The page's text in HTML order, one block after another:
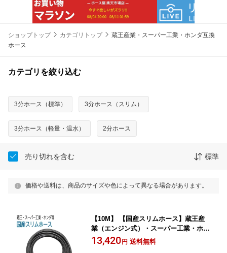
ショップトップ カテゴリトップ
蔵王産業・スーパー工業・ホンダ互換
ホース
カテゴリを絞り込む
3分ホース（標準） 3分ホース（スリム）
3分ホース（軽量・温水） 2分ホース
売り切れを含む 標準
価格や送料は、商品のサイズや色によって異なる場合があります。
【10M】 【国産スリムホース】蔵王産
業（エンジン式）・スーパー工業・ホン
ダ・対応 2分（1/4） 210k
13,420 円 送料無料